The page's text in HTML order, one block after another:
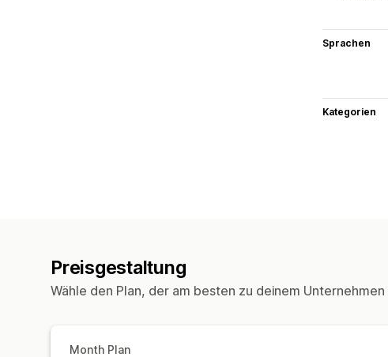
Sprachen
Kategorien
Preisgestaltung
Wähle den Plan, der am besten zu deinem Unternehmen
Month Plan